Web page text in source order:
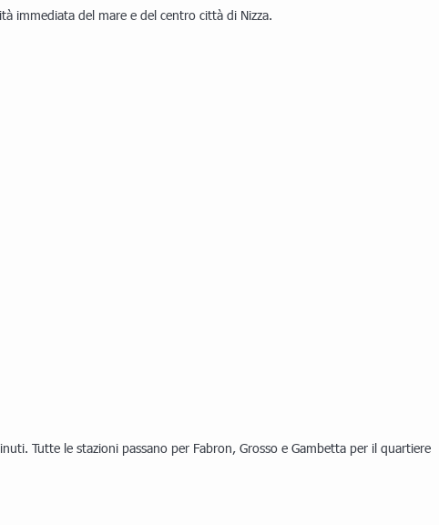
immediata del mare e del centro città di Nizza.
Tutte le stazioni passano per Fabron, Grosso e Gambetta per il quartiere